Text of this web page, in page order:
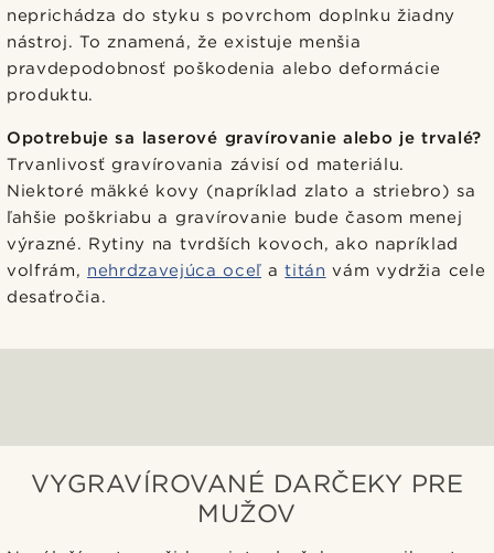
neprichádza do styku s povrchom doplnku žiadny
nástroj. To znamená, že existuje menšia
pravdepodobnosť poškodenia alebo deformácie
produktu.
Opotrebuje sa laserové gravírovanie alebo je trvalé?
Trvanlivosť gravírovania závisí od materiálu.
Niektoré mäkké kovy (napríklad zlato a striebro) sa
ľahšie poškriabu a gravírovanie bude časom menej
výrazné. Rytiny na tvrdších kovoch, ako napríklad
volfrám, nehrdzavejúca oceľatitán vám vydržia cele
desaťročia.
VYGRAVÍROVANÉ DARČEKY PRE
MUŽOV